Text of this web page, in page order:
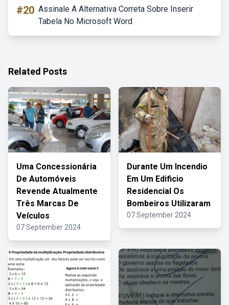
#20 Assinale A Alternativa Correta Sobre Inserir
Tabela No Microsoft Word
Related Posts
Uma Concessionária
De Automóveis
Revende Atualmente
Três Marcas De
Veículos
07 September 2024
Durante Um Incendio
Em Um Edificio
Residencial Os
Bombeiros Utilizaram
07 September 2024